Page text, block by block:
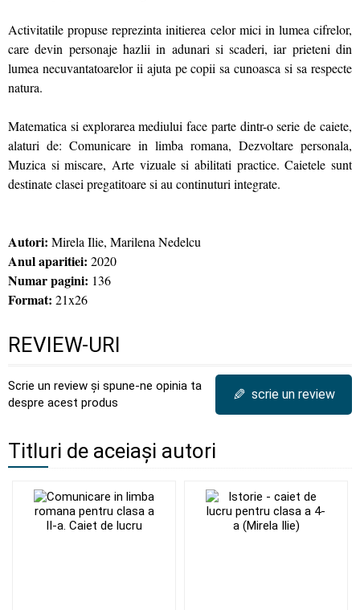
Activitatile propuse reprezinta initierea celor mici in lumea cifrelor,
care devin personaje hazlii in adunari si scaderi, iar prieteni din
lumea necuvantatoarelor ii ajuta pe copii sa cunoasca si sa respecte
natura.
Matematica si explorarea mediului face parte dintr-o serie de caiete,
alaturi de: Comunicare in limba romana, Dezvoltare personala,
Muzica si miscare, Arte vizuale si abilitati practice. Caietele sunt
destinate clasei pregatitoare si au continuturi integrate.
Autori: Mirela Ilie, Marilena Nedelcu
Anul aparitiei: 2020
Numar pagini: 136
Format: 21x26
REVIEW-URI
Scrie un review și spune-ne opinia ta
despre acest produs
✎ scrie un review
Titluri de aceiași autori